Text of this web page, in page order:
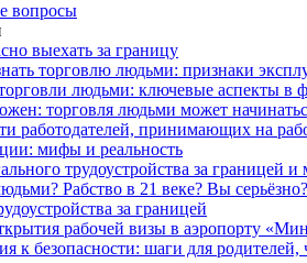
вопросы
выехать за границу
торговлю людьми: признаки
людьми: ключевые аспекты в
торговля людьми может
работодателей, принимающих на
мифы и реальность
трудоустройства за границей
Рабство в 21 веке? Вы серьёзно?
за границей
рабочей визы в аэропорту
к безопасности: шаги для